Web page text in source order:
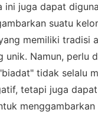
ini juga dapat
suatu
memiliki tradisi
unik. Namun, perlu
tidak selalu
tetapi juga dapat
menggambarkan